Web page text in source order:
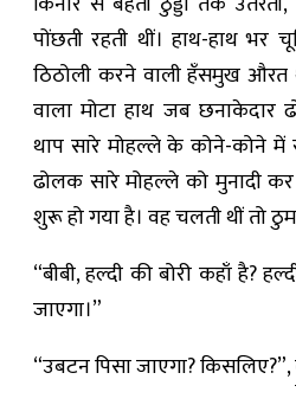
पोंछती रहती थीं। हाथ-हाथ भर
ठिठोली करने वाली हँसमुख औरत
वाला मोटा हाथ जब
थाप सारे मोहल्ले के कोने-कोने में
ढोलक सारे मोहल्ले को मुनादी
शुरू हो गया है। वह चलती थीं तो
“बीबी, हल्दी की बोरी कहाँ है?
जाएगा।”
“उबटन पिसा जाएगा? किसलिए?”,